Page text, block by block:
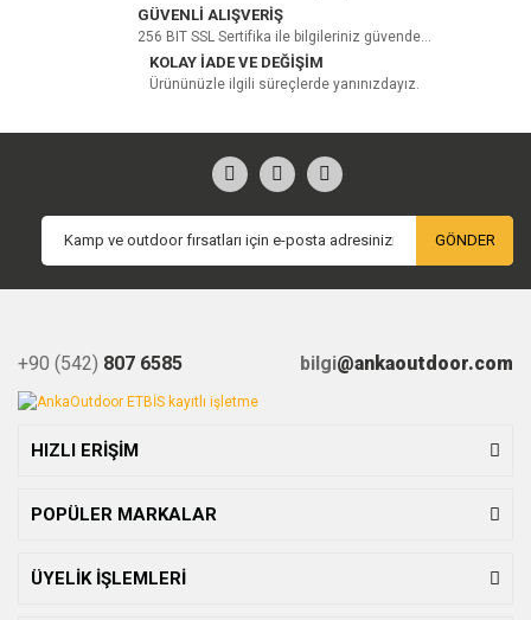
GÜVENLİ ALIŞVERİŞ
256 BIT SSL Sertifika ile bilgileriniz güvende...
KOLAY İADE VE DEĞİŞİM
Ürününüzle ilgili süreçlerde yanınızdayız.
GÖNDER
+90 (542) 807 6585 bilgi@ankaoutdoor.com
HIZLI ERİŞİM
POPÜLER MARKALAR
ÜYELİK İŞLEMLERİ